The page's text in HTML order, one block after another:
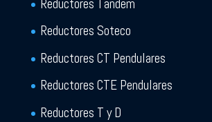
Reductores Tandem
Reductores Soteco
Reductores CT Pendulares
Reductores CTE Pendulares
Reductores T y D